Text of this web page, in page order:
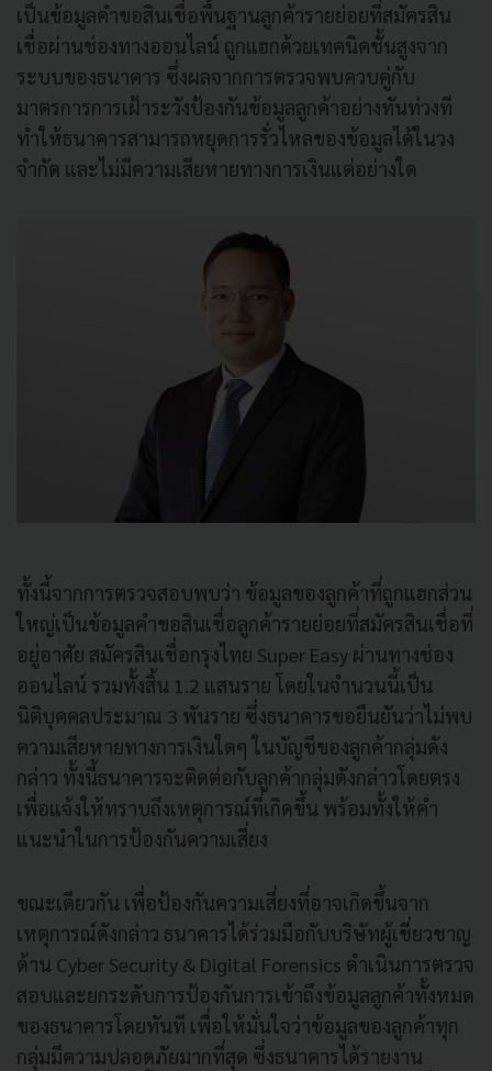
เป็นข้อมูลคำขอสินเชื่อพื้นฐานลูกค้ารายย่อยที่สมัครสิน
เชื่อผ่านช่องทางออนไลน์ ถูกแฮกด้วยเทคนิคชั้นสูงจาก
ระบบของธนาคาร ซึ่งผลจากการตรวจพบควบคู่กับ
มาตรการการเฝ้าระวังป้องกันข้อมูลลูกค้าอย่างทันท่วงที
ทำให้ธนาคารสามารถหยุดการรั่วไหลของข้อมูลได้ในวง
จำกัด และไม่มีความเสียหายทางการเงินแต่อย่างใด
ทั้งนี้จากการตรวจสอบพบว่า ข้อมูลของลูกค้าที่ถูกแฮกส่วน
ใหญ่เป็นข้อมูลคำขอสินเชื่อลูกค้ารายย่อยที่สมัครสินเชื่อที่
อยู่อาศัย สมัครสินเชื่อกรุงไทย Super Easy ผ่านทางช่อง
ออนไลน์ รวมทั้งสิ้น 1.2 แสนราย โดยในจำนวนนี้เป็น
นิติบุคคลประมาณ 3 พันราย ซึ่งธนาคารขอยืนยันว่าไม่พบ
ความเสียหายทางการเงินใดๆ ในบัญชีของลูกค้ากลุ่มดัง
กล่าว ทั้งนี้ธนาคารจะติดต่อกับลูกค้ากลุ่มดังกล่าวโดยตรง
เพื่อแจ้งให้ทราบถึงเหตุการณ์ที่เกิดขึ้น พร้อมทั้งให้คำ
แนะนำในการป้องกันความเสี่ยง
ขณะเดียวกัน เพื่อป้องกันความเสี่ยงที่อาจเกิดขึ้นจาก
เหตุการณ์ดังกล่าว ธนาคารได้ร่วมมือกับบริษัทผู้เชี่ยวชาญ
ด้าน Cyber Security & Digital Forensics ดำเนินการตรวจ
สอบและยกระดับการป้องกันการเข้าถึงข้อมูลลูกค้าทั้งหมด
ของธนาคารโดยทันที เพื่อให้มั่นใจว่าข้อมูลของลูกค้าทุก
กลุ่มมีความปลอดภัยมากที่สุด ซึ่งธนาคารได้รายงาน